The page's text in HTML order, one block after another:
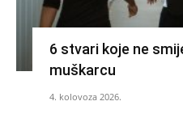
6 stvari koje ne
muškarcu
4. kolovoza 2026.